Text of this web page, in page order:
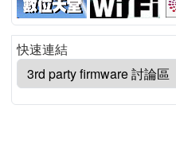
快速連結